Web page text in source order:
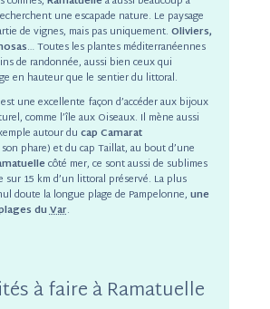
une escapade nature. Le paysage
de vignes, mais pas uniquement. Oliviers,
… Toutes les plantes méditerranéennes
de randonnée, aussi bien ceux qui
en hauteur que le sentier du littoral.
une excellente façon d’accéder aux bijoux
comme l’île aux Oiseaux. Il mène aussi
autour du cap Camarat
phare) et du cap Taillat, au bout d’une
côté mer, ce sont aussi de sublimes
sur 15 km d’un littoral préservé. La plus
doute la longue plage de Pampelonne, une
duVar.
à faire à Ramatuelle